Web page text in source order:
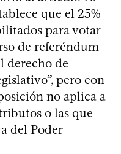
que el 25%
para votar
de referéndum
derecho de
pero con
no aplica a
o las que
del Poder